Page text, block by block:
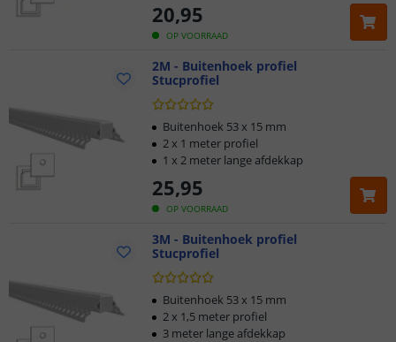
OP VOORRAAD
20,95
2M - Buitenhoek profiel
Stucprofiel
OP VOORRAAD
25,95
Buitenhoek 53 x 15 mm
2 x 1 meter profiel
1 x 2 meter lange afdekkap
3M - Buitenhoek profiel
Stucprofiel
Buitenhoek 53 x 15 mm
2 x 1,5 meter profiel
3 meter lange afdekkap